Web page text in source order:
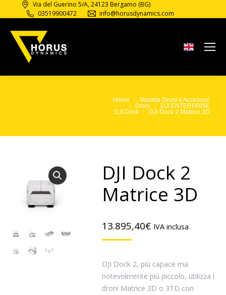
Via del Guerino 5/A, 24123 Bergamo (BG)
03519900472
info@horusdynamics.com
Tu sei qui:Home
Vendita Droni e Accessori
Droni
DJI ENTERPRISE
DJI Dock
DJI Dock 2 Matrice 3D
DJI Dock 2
Matrice 3D
13.895,40€ IVA inclusa
DJI Dock 2, più capace ma
notevolmente più piccolo, utilizza i
droni Matrice 3D o 3TD con